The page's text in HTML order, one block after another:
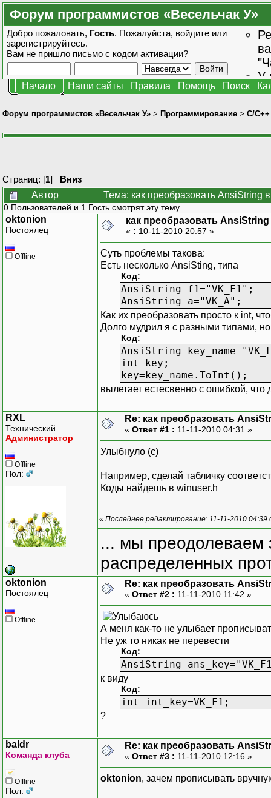
Форум программистов «Весельчак У»
Добро пожаловать, Гость. Пожалуйста, войдите или
зарегистрируйтесь.
Вам не пришло письмо с кодом активации?
У
Начало Наши сайты Правила Помощь Поиск
Форум программистов «Весельчак У» > Программирование > C/C++
Страниц: [1] Вниз
Автор
Тема: как преобразовать AnsiString
0 Пользователей и 1 Гость смотрят эту тему.
oktonion
Постоялец
Offline
как преобразовать
« : 10-11-2010 20:57 »
Суть проблемы такова:
Есть несколько AnsiSting, типа
Код:
AnsiString f1="VK_F1";
AnsiString a="VK_A";
Как их преобразовать просто к int,
Долго мудрил я с разными типами, но
Код:
AnsiString
int key;
key=key_name.ToInt();
вылетает естесвенно с ошибкой, что
RXL
Технический
Администратор
Offline
Пол:
Re: как преобразовать
« Ответ #1 : 11-11-2010 04:31 »
Улыбнуло (с)
Например, сделай табличку
Коды найдешь в winuser.h
« Последнее редактирование: 11-11-2010 04:39
... мы преодолеваем
распределенных
oktonion
Постоялец
Offline
Re: как преобразовать
« Ответ #2 : 11-11-2010 11:42 »
А меня как-то не улыбает
Не уж то никак не перевести
Код:
AnsiString
к виду
Код:
int int_key=VK_F1;
?
baldr
Команда клуба
Offline
Пол:
Re: как преобразовать
« Ответ #3 : 11-11-2010 12:16 »
oktonion, зачем прописывать